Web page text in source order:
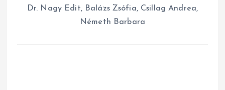
Dr. Nagy Edit, Balázs Zsófia, Csillag Andrea,
Németh Barbara